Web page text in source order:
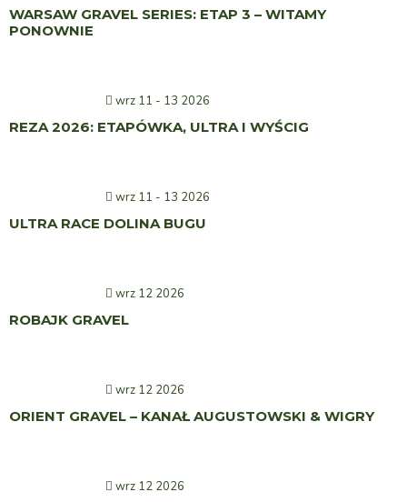
WARSAW GRAVEL SERIES: ETAP 3 – WITAMY
PONOWNIE
wrz 11 - 13 2026
REZA 2026: ETAPÓWKA, ULTRA I WYŚCIG
wrz 11 - 13 2026
ULTRA RACE DOLINA BUGU
wrz 12 2026
ROBAJK GRAVEL
wrz 12 2026
ORIENT GRAVEL – KANAŁ AUGUSTOWSKI & WIGRY
wrz 12 2026